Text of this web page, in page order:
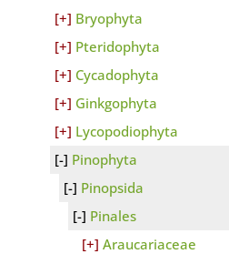
Bryophyta
Pteridophyta
Cycadophyta
Ginkgophyta
Lycopodiophyta
Pinophyta
Pinopsida
Pinales
Araucariaceae